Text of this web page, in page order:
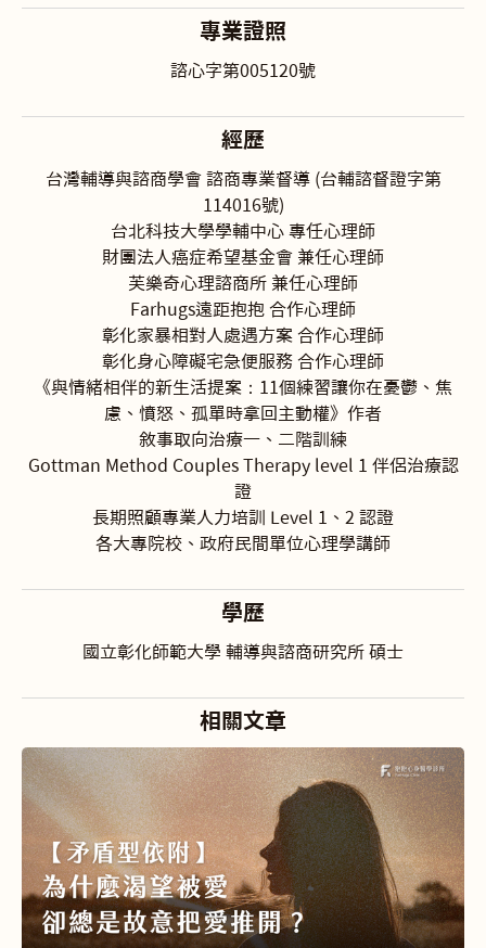
專業證照
諮心字第005120號
經歷
台灣輔導與諮商學會 諮商專業督導 (台輔諮督證字第
114016號)
台北科技大學學輔中心 專任心理師
財團法人癌症希望基金會 兼任心理師
芙樂奇心理諮商所 兼任心理師
Farhugs遠距抱抱 合作心理師
彰化家暴相對人處遇方案 合作心理師
彰化身心障礙宅急便服務 合作心理師
《與情緒相伴的新生活提案：11個練習讓你在憂鬱、焦
慮、憤怒、孤單時拿回主動權》作者
敘事取向治療一、二階訓練
Gottman Method Couples Therapy level 1 伴侶治療認
證
長期照顧專業人力培訓 Level 1、2 認證
各大專院校、政府民間單位心理學講師
學歷
國立彰化師範大學 輔導與諮商研究所 碩士
相關文章